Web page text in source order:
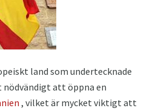
land som undertecknade
nödvändigt att öppna en
, vilket är mycket viktigt att